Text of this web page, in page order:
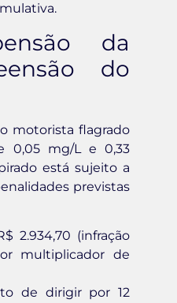
da
do
motorista flagrado
0,05 mg/L e 0,33
está sujeito a
previstas
2.934,70 (infração
multiplicador de
de dirigir por 12